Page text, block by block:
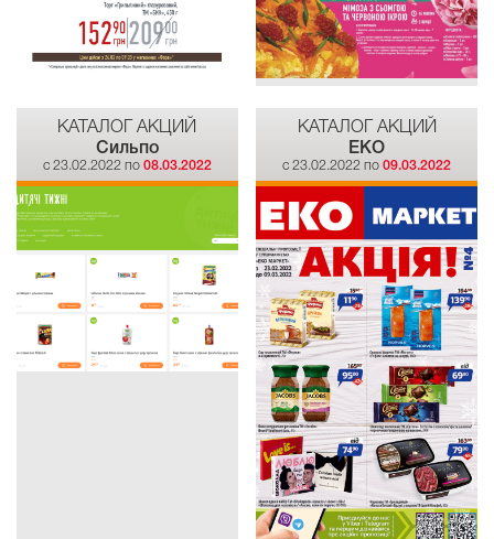
КАТАЛОГ АКЦИЙ
Сильпо
c 23.02.2022 по 08.03.2022
КАТАЛОГ АКЦИЙ
EKO
c 23.02.2022 по09.03.2022